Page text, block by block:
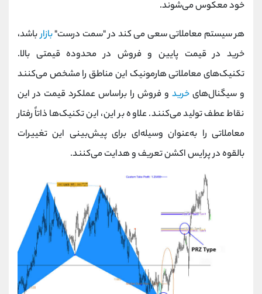
خود معکوس می‌شوند.
هر سیستم معاملاتی سعی می کند در "سمت درست"بازارباشد،
خرید در قیمت پایین و فروش در محدوده قیمتی بالا.
تکنیک‌های معاملاتی هارمونیک این مناطق را مشخص می‌کنند
و سیگنال‌های خرید و فروش را براساس عملکرد قیمت در این
نقاط عطف تولید می‌کنند. علاوه بر این، این تکنیک‌ها ذاتاً رفتار
معاملاتی را به‌عنوان وسیله‌ای برای پیش‌بینی این تغییرات
بالقوه در پرایس اکشن تعریف و هدایت می‌کنند.